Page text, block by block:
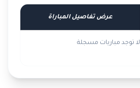
عرض تفاصيل المباراة
لا توجد مباريات مسجلة